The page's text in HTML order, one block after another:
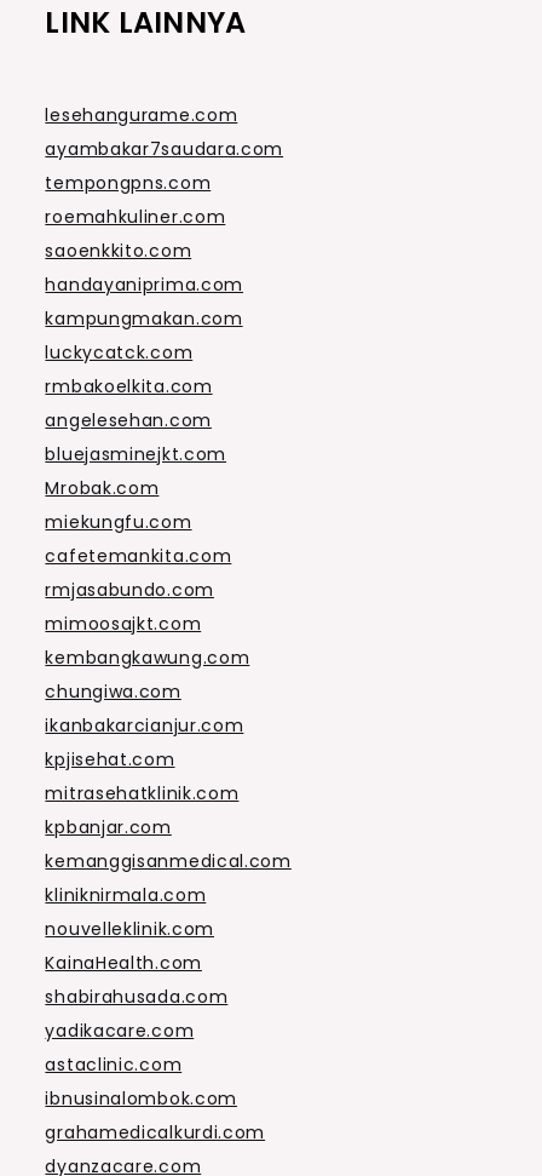
LINK LAINNYA
lesehangurame.com
ayambakar7saudara.com
tempongpns.com
roemahkuliner.com
saoenkkito.com
handayaniprima.com
kampungmakan.com
luckycatck.com
rmbakoelkita.com
angelesehan.com
bluejasminejkt.com
Mrobak.com
miekungfu.com
cafetemankita.com
rmjasabundo.com
mimoosajkt.com
kembangkawung.com
chungiwa.com
ikanbakarcianjur.com
kpjisehat.com
mitrasehatklinik.com
kpbanjar.com
kemanggisanmedical.com
kliniknirmala.com
nouvelleklinik.com
KainaHealth.com
shabirahusada.com
yadikacare.com
astaclinic.com
ibnusinalombok.com
grahamedicalkurdi.com
dyanzacare.com